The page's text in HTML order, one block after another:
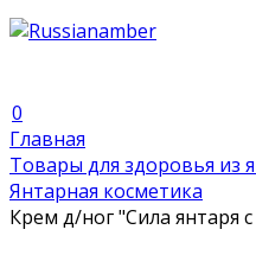
0
Главная
Товары для здоровья из
Янтарная косметика
Крем д/ног "Сила янтаря